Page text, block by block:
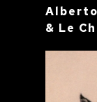
& Le